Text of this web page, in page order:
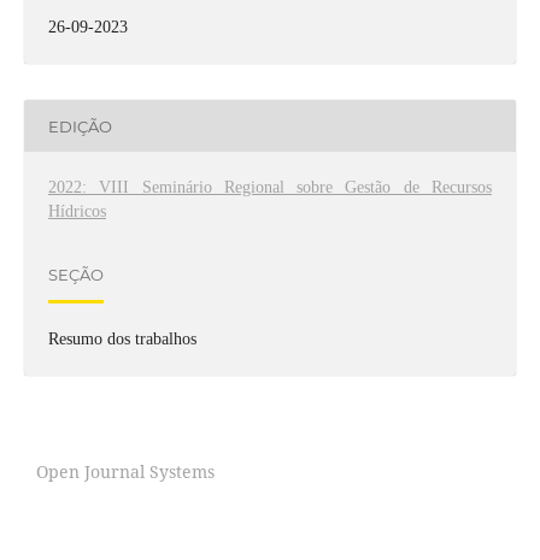
26-09-2023
EDIÇÃO
2022: VIII Seminário Regional sobre Gestão de Recursos
Hídricos
SEÇÃO
Resumo dos trabalhos
Open Journal Systems